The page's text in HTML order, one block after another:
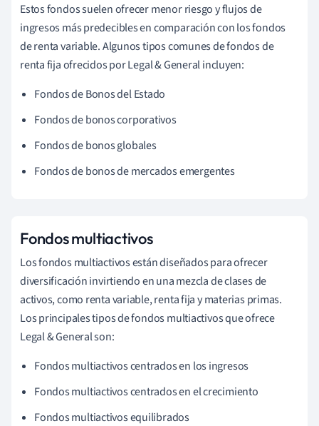
Estos fondos suelen ofrecer menor riesgo y flujos de
ingresos más predecibles en comparación con los fondos
de renta variable. Algunos tipos comunes de fondos de
renta fija ofrecidos por Legal & General incluyen:
Fondos de Bonos del Estado
Fondos de bonos corporativos
Fondos de bonos globales
Fondos de bonos de mercados emergentes
Fondos multiactivos
Los fondos multiactivos están diseñados para ofrecer
diversificación invirtiendo en una mezcla de clases de
activos, como renta variable, renta fija y materias primas.
Los principales tipos de fondos multiactivos que ofrece
Legal & General son:
Fondos multiactivos centrados en los ingresos
Fondos multiactivos centrados en el crecimiento
Fondos multiactivos equilibrados